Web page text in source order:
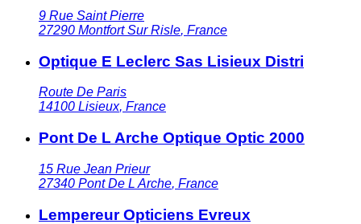
9 Rue Saint Pierre
27290 Montfort Sur Risle, France
Optique E Leclerc Sas Lisieux Distri
Route De Paris
14100 Lisieux, France
Pont De L Arche Optique Optic 2000
15 Rue Jean Prieur
27340 Pont De L Arche, France
Lempereur Opticiens Evreux